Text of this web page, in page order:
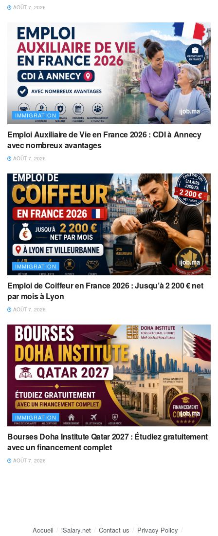
AOÛT 7, 2026
IMMIGRATION
Emploi Auxiliaire de Vie en France 2026 : CDI à Annecy
avec nombreux avantages
AOÛT 7, 2026
IMMIGRATION
Emploi de Coiffeur en France 2026 : Jusqu’à 2 200 € net
par mois à Lyon
AOÛT 7, 2026
IMMIGRATION
Bourses Doha Institute Qatar 2027 : Étudiez gratuitement
avec un financement complet
AOÛT 7, 2026
Accueil iSalary.net Contact us Privacy Policy